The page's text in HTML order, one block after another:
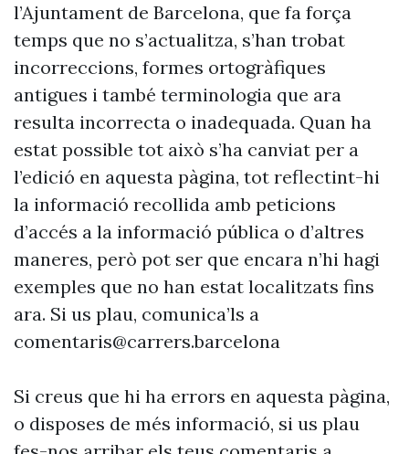
l’Ajuntament de Barcelona, que fa força
temps que no s’actualitza, s’han trobat
incorreccions, formes ortogràfiques
antigues i també terminologia que ara
resulta incorrecta o inadequada. Quan ha
estat possible tot això s’ha canviat per a
l’edició en aquesta pàgina, tot reflectint-hi
la informació recollida amb peticions
d’accés a la informació pública o d’altres
maneres, però pot ser que encara n’hi hagi
exemples que no han estat localitzats fins
ara. Si us plau, comunica’ls a
comentaris@carrers.barcelona
Si creus que hi ha errors en aquesta pàgina,
o disposes de més informació, si us plau